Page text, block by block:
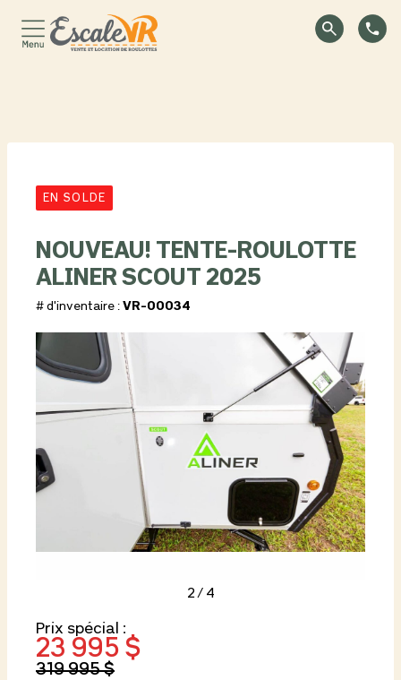
EN SOLDE
NOUVEAU! TENTE-ROULOTTE
ALINER SCOUT 2025
# d'inventaire : VR-00034
2/ 4
Prix spécial :
319 995 $
23 995 $